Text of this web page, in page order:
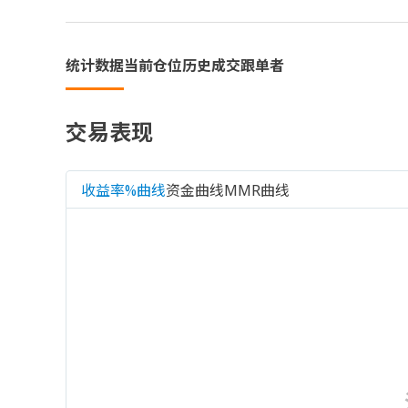
统计数据当前仓位历史成交跟单者
交易表现
收益率%曲线资金曲线MMR曲线